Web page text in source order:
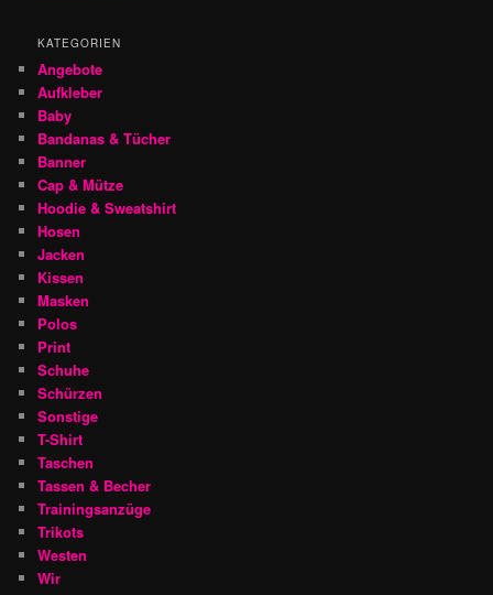
KATEGORIEN
Angebote
Aufkleber
Baby
Bandanas & Tücher
Banner
Cap & Mütze
Hoodie & Sweatshirt
Hosen
Jacken
Kissen
Masken
Polos
Print
Schuhe
Schürzen
Sonstige
T-Shirt
Taschen
Tassen & Becher
Trainingsanzüge
Trikots
Westen
Wir